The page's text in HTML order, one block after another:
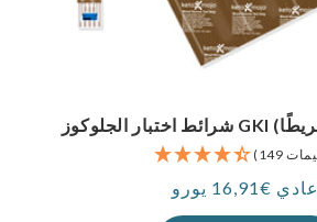
سعر عادي €16,91 يورو